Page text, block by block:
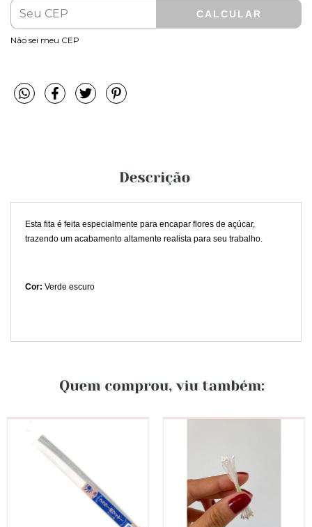
Entregas para o CEP: ALTERAR CEP
CALCULAR
Não sei meu CEP
Esta fita é feita especialmente para encapar flores de açúcar,
trazendo um acabamento altamente realista para seu trabalho.
Cor: Verde escuro